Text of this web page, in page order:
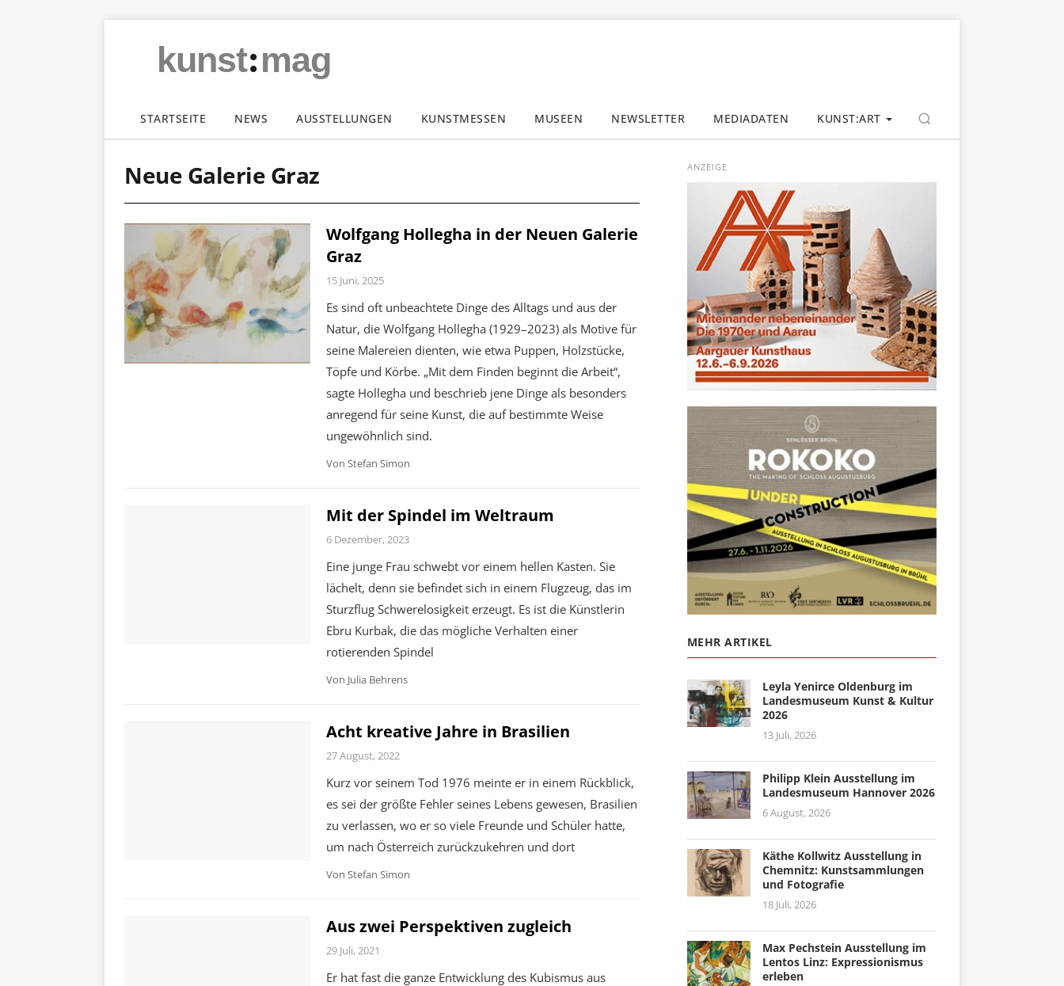
kunst:mag
STARTSEITE NEWS AUSSTELLUNGEN KUNSTMESSEN MUSEEN NEWSLETTER MEDIADATEN KUNST:ART
Neue Galerie Graz
Wolfgang Hollegha in der Neuen Galerie
Graz
15 Juni, 2025
Es sind oft unbeachtete Dinge des Alltags und aus der
Natur, die Wolfgang Hollegha (1929–2023) als Motive für
seine Malereien dienten, wie etwa Puppen, Holzstücke,
Töpfe und Körbe. „Mit dem Finden beginnt die Arbeit“,
sagte Hollegha und beschrieb jene Dinge als besonders
anregend für seine Kunst, die auf bestimmte Weise
ungewöhnlich sind.
Von Stefan Simon
Mit der Spindel im Weltraum
6 Dezember, 2023
Eine junge Frau schwebt vor einem hellen Kasten. Sie
lächelt, denn sie befindet sich in einem Flugzeug, das im
Sturzflug Schwerelosigkeit erzeugt. Es ist die Künstlerin
Ebru Kurbak, die das mögliche Verhalten einer
rotierenden Spindel
Von Julia Behrens
Acht kreative Jahre in Brasilien
27 August, 2022
Kurz vor seinem Tod 1976 meinte er in einem Rückblick,
es sei der größte Fehler seines Lebens gewesen, Brasilien
zu verlassen, wo er so viele Freunde und Schüler hatte,
um nach Österreich zurückzukehren und dort
Von Stefan Simon
Aus zwei Perspektiven zugleich
29 Juli, 2021
Er hat fast die ganze Entwicklung des Kubismus aus
ANZEIGE
MEHR ARTIKEL
Leyla Yenirce Oldenburg im
Landesmuseum Kunst & Kultur
2026
13 Juli, 2026
Philipp Klein Ausstellung im
Landesmuseum Hannover 2026
6 August, 2026
Käthe Kollwitz Ausstellung in
Chemnitz: Kunstsammlungen
und Fotografie
18 Juli, 2026
Max Pechstein Ausstellung im
Lentos Linz: Expressionismus
erleben